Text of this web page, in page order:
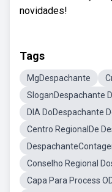
novidades!
Tags
MgDespachante
SloganDespachante
DIA DoDespachante
Centro RegionalDe
Conselho Regional
Capa Para Process